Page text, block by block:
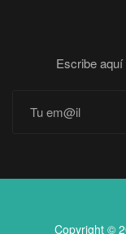
Escribe
Copyright ©